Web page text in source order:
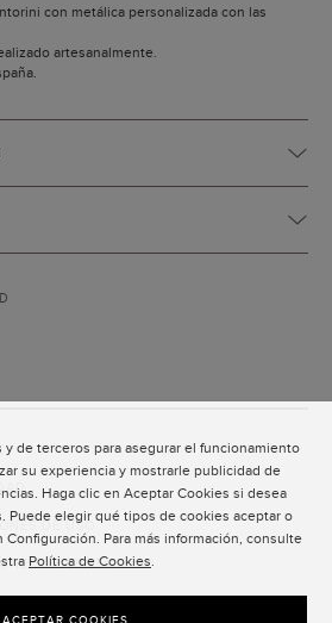
de terceros para asegurar el funcionamiento
su experiencia y mostrarle publicidad de
Haga clic en Aceptar Cookies si desea
Puede elegir qué tipos de cookies aceptar o
Para más información, consulte
Política de Cookies.
ACEPTAR COOKIES
con metálica personalizada con las
artesanalmente.
DE USO
DE VENTA